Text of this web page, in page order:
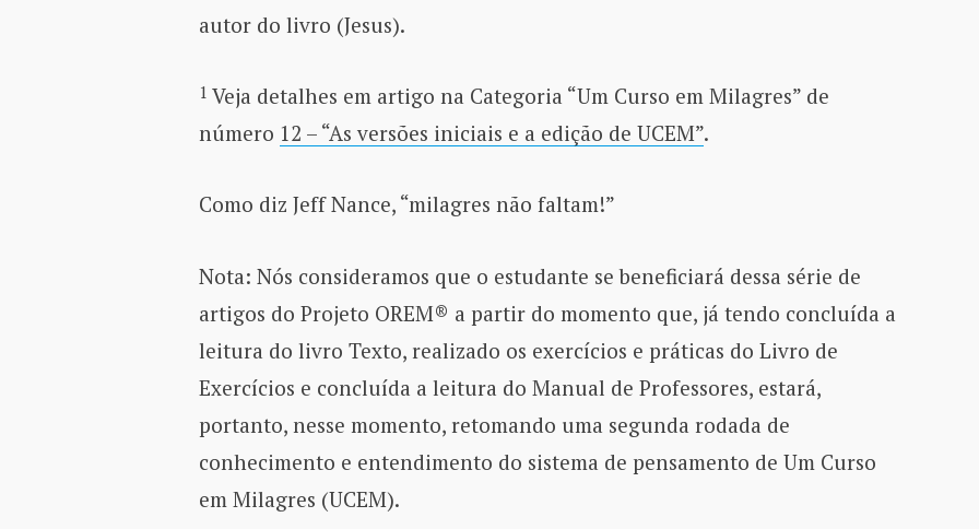
autor do livro (Jesus).
1 Veja detalhes em artigo na Categoria “Um Curso em Milagres” de
número 12 – “As versões iniciais e a edição de UCEM”.
Como diz Jeff Nance, “milagres não faltam!”
Nota: Nós consideramos que o estudante se beneficiará dessa série de
artigos do Projeto OREM® a partir do momento que, já tendo concluída a
leitura do livro Texto, realizado os exercícios e práticas do Livro de
Exercícios e concluída a leitura do Manual de Professores, estará,
portanto, nesse momento, retomando uma segunda rodada de
conhecimento e entendimento do sistema de pensamento de Um Curso
em Milagres (UCEM).